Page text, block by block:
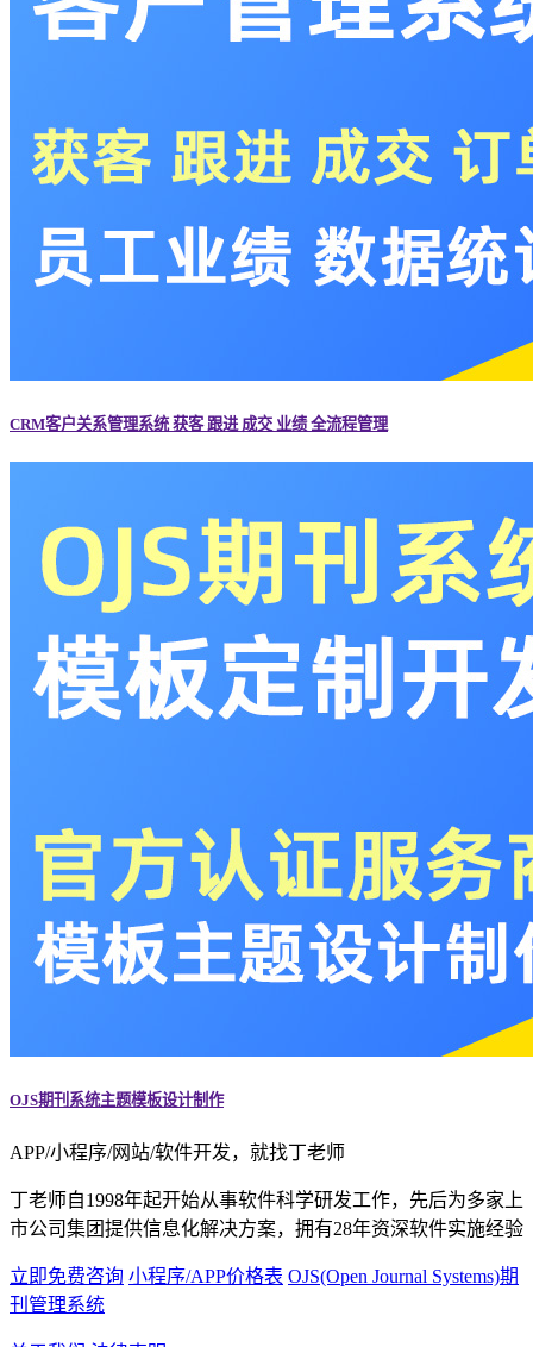
CRM客户关系管理系统 获客 跟进 成交 业绩 全流程管理
OJS期刊系统主题模板设计制作
APP/小程序/网站/软件开发，就找丁老师
丁老师自1998年起开始从事软件科学研发工作，先后为多家上
市公司集团提供信息化解决方案，拥有28年资深软件实施经验
立即免费咨询 小程序/APP价格表 OJS(Open Journal Systems)期
刊管理系统